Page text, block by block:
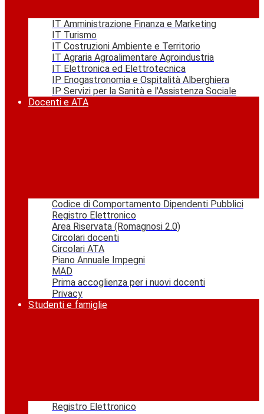
IT Amministrazione Finanza e Marketing
IT Turismo
IT Costruzioni Ambiente e Territorio
IT Agraria Agroalimentare Agroindustria
IT Elettronica ed Elettrotecnica
IP Enogastronomia e Ospitalità Alberghiera
IP Servizi per la Sanità e l'Assistenza Sociale
Docenti e ATA
Codice di Comportamento Dipendenti Pubblici
Registro Elettronico
Area Riservata (Romagnosi 2.0)
Circolari docenti
Circolari ATA
Piano Annuale Impegni
MAD
Prima accoglienza per i nuovi docenti
Privacy
Studenti e famiglie
Registro Elettronico